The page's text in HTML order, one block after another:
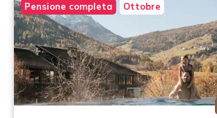
Pensione completa Ottobre